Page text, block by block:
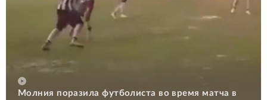
Молния поразила футболиста во время матча в